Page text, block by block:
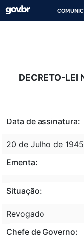
DECRETO-LEI
Data de assinatura:
20 de Julho de 1945
Ementa:
Situação:
Revogado
Chefe de Governo: